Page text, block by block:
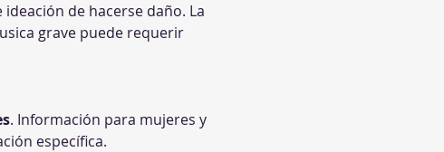
de hacerse daño. La
grave puede requerir
. Información para mujeres y
específica.